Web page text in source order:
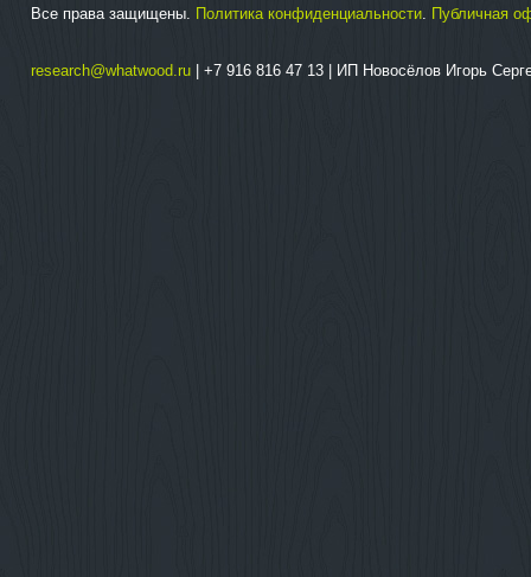
Все права защищены. Политика конфиденциальности. Публичная
research@whatwood.ru | +7 916 816 47 13 | ИП Новосёлов Игорь